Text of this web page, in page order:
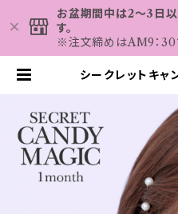
お盆期間中は2～3日
す。
※注文締めはAM9：30
シークレットキャ
NO.9ブラウン
agic 1month 度
入【2枚セット】
コンタクト キャ
ュラル ブラック
3番 フチあり きゃ
マジック パール